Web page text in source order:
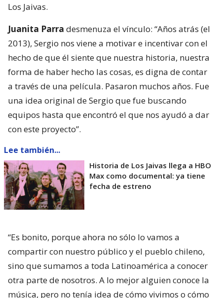
Los Jaivas.
Juanita Parra desmenuza el vínculo: “Años atrás (el
2013), Sergio nos viene a motivar e incentivar con el
hecho de que él siente que nuestra historia, nuestra
forma de haber hecho las cosas, es digna de contar
a través de una película. Pasaron muchos años. Fue
una idea original de Sergio que fue buscando
equipos hasta que encontró el que nos ayudó a dar
con este proyecto”.
Lee también...
Historia de Los Jaivas llega a HBO
Max como documental: ya tiene
fecha de estreno
“Es bonito, porque ahora no sólo lo vamos a
compartir con nuestro público y el pueblo chileno,
sino que sumamos a toda Latinoamérica a conocer
otra parte de nosotros. A lo mejor alguien conoce la
música, pero no tenía idea de cómo vivimos o cómo